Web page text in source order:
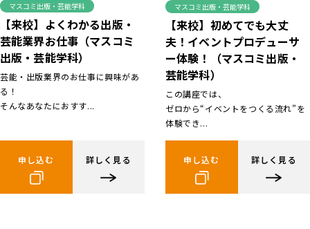
マスコミ出版・芸能学科
【来校】よくわかる出版・
芸能業界お仕事（マスコミ
出版・芸能学科）
芸能・出版業界のお仕事に興味があ
る！
そんなあなたにおすす...
申し込む 詳しく見る
マスコミ出版・芸能学科
【来校】初めてでも大丈
夫！イベントプロデューサ
ー体験！（マスコミ出版・
芸能学科）
この講座では、
ゼロから“イベントをつくる流れ”を
体験でき...
申し込む 詳しく見る